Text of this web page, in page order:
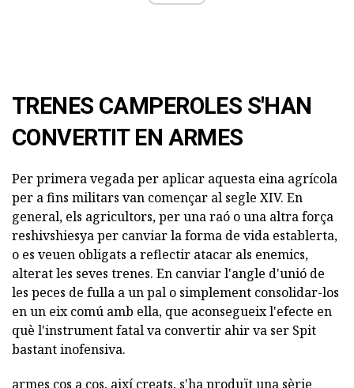
TRENES CAMPEROLES S'HAN
CONVERTIT EN ARMES
Per primera vegada per aplicar aquesta eina agrícola
per a fins militars van començar al segle XIV. En
general, els agricultors, per una raó o una altra força
reshivshiesya per canviar la forma de vida establerta,
o es veuen obligats a reflectir atacar als enemics,
alterat les seves trenes. En canviar l'angle d'unió de
les peces de fulla a un pal o simplement consolidar-los
en un eix comú amb ella, que aconsegueix l'efecte en
què l'instrument fatal va convertir ahir va ser Spit
bastant inofensiva.
armes cos a cos, així creats, s'ha produït una sèrie